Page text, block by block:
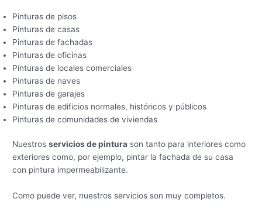
Pinturas de pisos
Pinturas de casas
Pinturas de fachadas
Pinturas de oficinas
Pinturas de locales comerciales
Pinturas de naves
Pinturas de garajes
Pinturas de edificios normales, históricos y públicos
Pinturas de comunidades de viviendas
Nuestrosservicios de pintura son tanto para interiores como
exteriores como, por ejemplo, pintar la fachada de su casa
con pintura impermeabilizante.
Como puede ver, nuestros servicios son muy completos.